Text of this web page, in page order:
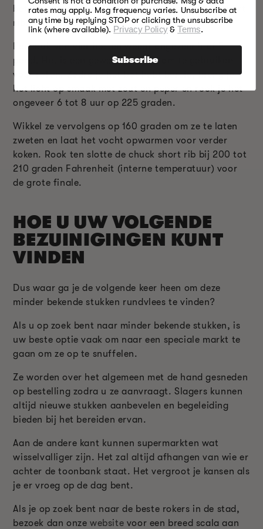
betekent dat u kunt vragen om een hele chuck short
rib.
Een stuk van vier botten weegt ongeveer 4 of 5
pond. Het is een geweldige optie om te gebruiken
voor roken. Zodra je het bot hebt bereid, breng je
het licht op smaak met zout en peper en rook je het
ongeveer 6 tot 8 uur op 225 graden.
Wikkel ze vervolgens op 160 graden om ze te laten
zweten en laat het vocht opwarmen voor verder
koken. Rook ten slotte de chuck short rib bij 200 tot
210 graden Fahrenheit (interne temperatuur) voor
de grote finale.
HOE U UW VOLGENDE
BEZUINIGINGEN KUNT
VINDEN
Dus waar ga je de volgende keer heen om deze
minder bekende stukken rundvlees te vinden?
Als u op zoek bent naar minder bekende stukken, is
uw beste optie vaak om naar een speciale markt te
gaan om ze op te snuffelen.
Ze worden over het algemeen met de hand gesneden
op bestelling zodra u ze aanvraagt. Slagers kunnen
altijd nieuwe stukken aanbevelen en begeleiding
bieden bij het bereiden ervan.
Aan de andere kant kunnen supermarkten wat
wisselvalliger zijn. Het zal altijd afhangen van wie er
achter de toonbank staat. Het vergroot je kansen als
je er vroeg op de dag bent.
Als je op zoek bent naar de beste rokers in de stad,
bezoek dan onze website voor een breed scala aan
rates may apply. Msg frequency varies. Unsubscribe at
any time by replying STOP or clicking the unsubscribe
link (where available). Privacy Policy&Terms.
Subscribe